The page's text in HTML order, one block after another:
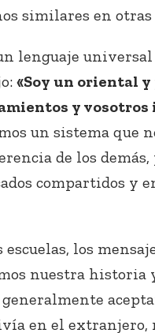
similares en
lenguaje
«Soy un oriental
y
un sistema que
de los
compartidos y
los
nuestra historia
en el extranjero,